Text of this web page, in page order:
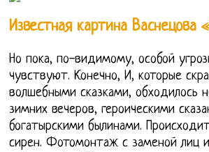
Известная картина Васнецова
Но пока, по-видимому, особой
чувствуют. Конечно, И, которые
волшебными сказками, обходилось
зимних вечеров, героическими
богатырскими былинами.
сирен. Фотомонтаж с заменой лиц